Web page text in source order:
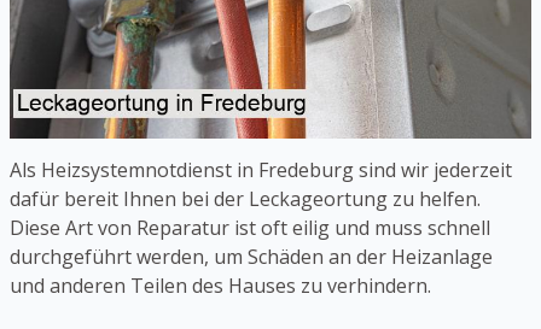
Als Heizsystemnotdienst in Fredeburg sind wir jederzeit
dafür bereit Ihnen bei der Leckageortung zu helfen.
Diese Art von Reparatur ist oft eilig und muss schnell
durchgeführt werden, um Schäden an der Heizanlage
und anderen Teilen des Hauses zu verhindern.